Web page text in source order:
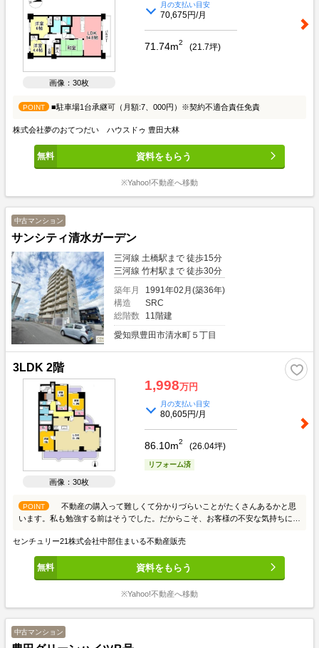
画像：30枚
月の支払い目安
70,675円/月
71.74m2 (21.7坪)
POINT ■駐車場1台承継可（月額:7、000円）※契約不適合責任免責
株式会社夢のおてつだい ハウスドゥ 豊田大林
資料をもらう
※Yahoo!不動産へ移動
中古マンション
サンシティ清水ガーデン
三河線 土橋駅まで 徒歩15分
三河線 竹村駅まで 徒歩30分
築年月
1991年02月(築36年)
構造
SRC
総階数
11階建
愛知県豊田市清水町５丁目
3LDK 2階
画像：30枚
1,998万円
月の支払い目安
80,605円/月
86.10m2 (26.04坪)
リフォーム済
POINT
不動産の購入って難しくて分かりづらいことがたくさんあるかと思
います。私も勉強する前はそうでした。だからこそ、お客様の不安な気持ちに寄
がら進めて行きましょう。 いちばん話しやすい いちばん分かりやすい いちばん
ワクワクする 不動産屋さん 中部住まいる不動産販売にお任せください LIFE
INFORMATION 豊田市立土橋小学校 600m（徒歩約8分） 豊田市立竜神中学校
1800m（徒歩約24分） 豊田聖霊幼稚園 696m（徒歩約9分） 豊田市立竜神こども
園 1322m（徒歩約17分） Felna田中店 1535m アピタ豊田元町店 1549m ヘルス
了につき即日内覧可能です。 ●25.2帖のLDKは南向きの広々した空間です。 ●リ
ビングに隣接した洋室は家事やお子様の遊びスペースとしても利用できます！ ●
センチュリー21株式会社中部住まいる不動産販売
資料をもらう
※Yahoo!不動産へ移動
中古マンション